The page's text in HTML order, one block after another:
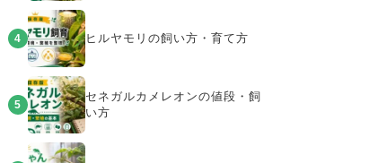
4 ヒルヤモリの飼い方・育て方
5
セネガルカメレオンの値段・飼
い方